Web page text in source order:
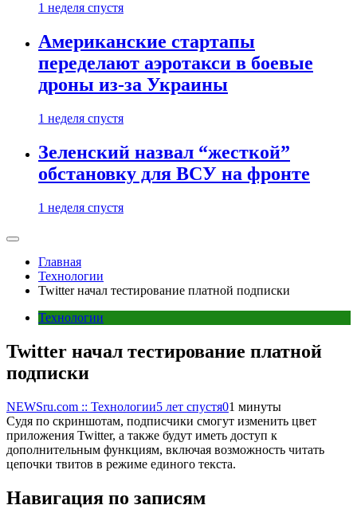
1 неделя спустя
Американские стартапы
переделают аэротакси в боевые
дроны из-за Украины
1 неделя спустя
Зеленский назвал “жесткой”
обстановку для ВСУ на фронте
1 неделя спустя
Главная
Технологии
Twitter начал тестирование платной подписки
Технологии
Twitter начал тестирование платной
подписки
NEWSru.com :: Технологии5 лет спустя01 минуты
Судя по скриншотам, подписчики смогут изменить цвет
приложения Twitter, а также будут иметь доступ к
дополнительным функциям, включая возможность читать
цепочки твитов в режиме единого текста.
Навигация по записям